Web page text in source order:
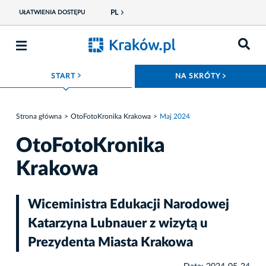
UŁATWIENIA DOSTĘPU PL
START ROZWIŃ MENU NA SKRÓTY
Strona główna OtoFotoKronika Krakowa Maj 2024
OtoFotoKronika
Krakowa
Wiceministra Edukacji Narodowej
Katarzyna Lubnauer z wizytą u
Prezydenta Miasta Krakowa